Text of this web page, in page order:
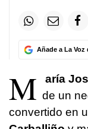
Añade a La Voz
M aría
de un
convertido en